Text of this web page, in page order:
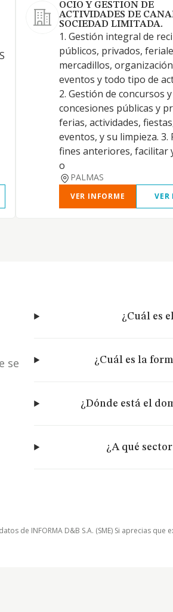
OCIO Y GESTION DE
ACTIVIDADES DE
SOCIEDAD LIMITADA.
1. Gestión integral de
públicos, privados,
mercadillos,
eventos y todo tipo de
2. Gestión de concursos y
concesiones públicas y
ferias, actividades,
eventos, y su limpieza. 3.
fines anteriores, facilitar
o
PALMAS
VER INFORME VER
se
¿Cuál es
¿Cuál es la
¿Dónde está el
¿A qué
de INFORMA D&B S.A. (SME) Si aprecias